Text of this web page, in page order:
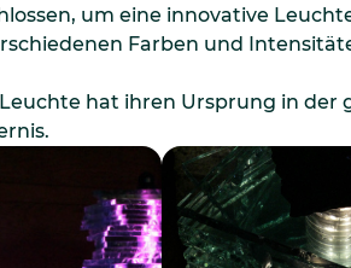
um eine innovative
Farben und
hat ihren Ursprung in der